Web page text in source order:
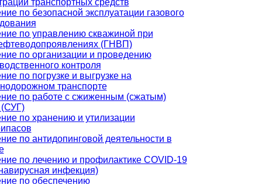
по безопасной эксплуатации газового
по управлению скважиной при
(ГНВП)
по организации и проведению
контроля
по погрузке и выгрузке на
транспорте
по работе с сжиженным (сжатым)
(СУГ)
по хранению и утилизации
по антидопинговой деятельности в
по лечению и профилактике COVID-19
инфекция)
по обеспечению